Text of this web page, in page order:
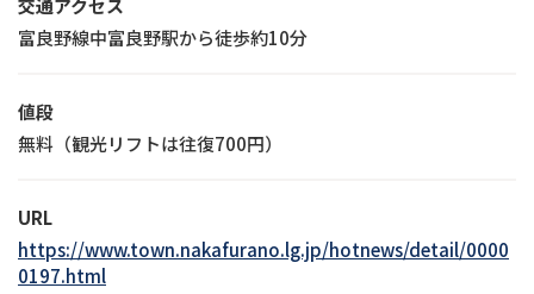
交通アクセス
富良野線中富良野駅から徒歩約10分
値段
無料（観光リフトは往復700円）
URL
https://www.town.nakafurano.lg.jp/hotnews/detail/0000
0197.html